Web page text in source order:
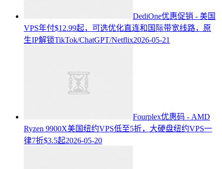
DediOne优惠促销 - 美国
VPS年付$12.99起，可选优化直连和国际带宽线路，原
生IP解锁TikTok/ChatGPT/Netflix2026-05-21
Fourplex优惠码 - AMD
Ryzen 9900X美国纽约VPS低至5折，大硬盘纽约VPS一
律7折$3.5起2026-05-20